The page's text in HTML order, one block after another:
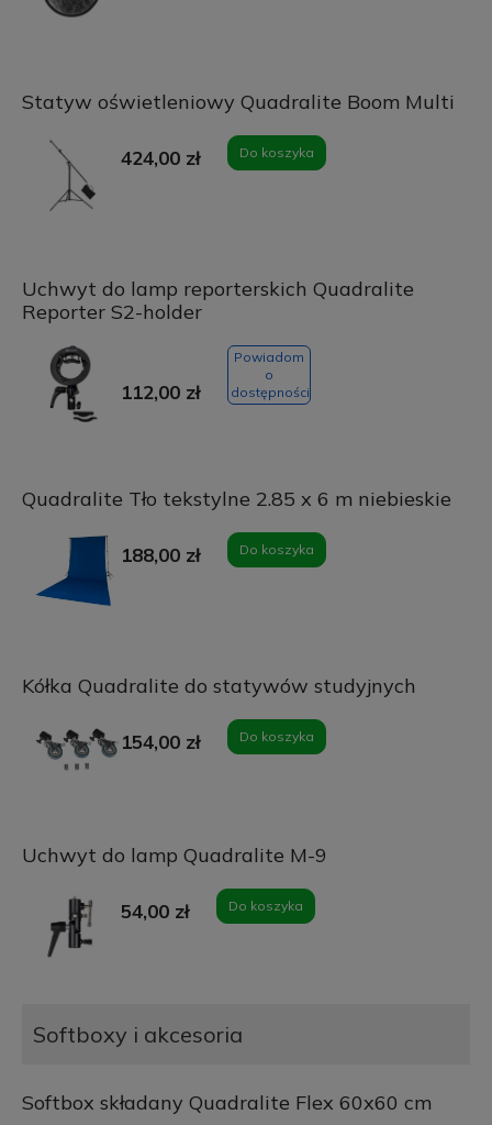
Statyw oświetleniowy Quadralite Boom Multi
424,00 zł Do koszyka
Uchwyt do lamp reporterskich Quadralite
Reporter S2-holder
112,00 zł
Powiadom
o
dostępności
Quadralite Tło tekstylne 2.85 x 6 m niebieskie
188,00 zł Do koszyka
Kółka Quadralite do statywów studyjnych
154,00 zł Do koszyka
Uchwyt do lamp Quadralite M-9
54,00 zł Do koszyka
Softboxy i akcesoria
Softbox składany Quadralite Flex 60x60 cm